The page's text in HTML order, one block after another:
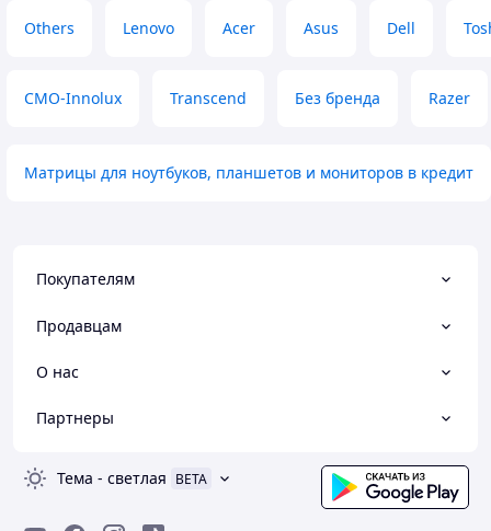
Others Lenovo Acer Asus Dell
CMO-Innolux Transcend Без бренда Razer
Матрицы для ноутбуков, планшетов и мониторов в кредит
Покупателям
Продавцам
О нас
Партнеры
Тема - светлая BETA